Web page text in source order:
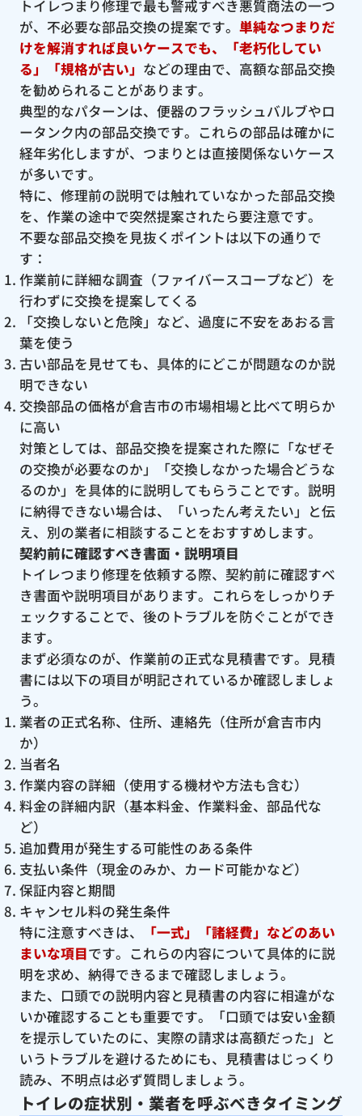
トイレつまり修理で最も警戒すべき悪質商法の一つ
が、不必要な部品交換の提案です。 単純なつまりだ
けを解消すれば良いケースでも、「老朽化してい
る」「規格が古い」 などの理由で、高額な部品交換
を勧められることがあります。
典型的なパターンは、便器のフラッシュバルブやロ
ータンク内の部品交換です。これらの部品は確かに
経年劣化しますが、つまりとは直接関係ないケース
が多いです。
特に、修理前の説明では触れていなかった部品交換
を、作業の途中で突然提案されたら要注意です。
不要な部品交換を見抜くポイントは以下の通りで
す：
作業前に詳細な調査（ファイバースコープなど）を
行わずに交換を提案してくる
「交換しないと危険」など、過度に不安をあおる言
葉を使う
古い部品を見せても、具体的にどこが問題なのか説
明できない
交換部品の価格が倉吉市の市場相場と比べて明らか
に高い
対策としては、部品交換を提案された際に「なぜそ
の交換が必要なのか」「交換しなかった場合どうな
るのか」を具体的に説明してもらうことです。説明
に納得できない場合は、「いったん考えたい」と伝
え、別の業者に相談することをおすすめします。
契約前に確認すべき書面・説明項目
トイレつまり修理を依頼する際、契約前に確認すべ
き書面や説明項目があります。これらをしっかりチ
ェックすることで、後のトラブルを防ぐことができ
ます。
まず必須なのが、作業前の正式な見積書です。見積
書には以下の項目が明記されているか確認しましょ
う。
業者の正式名称、住所、連絡先（住所が倉吉市内
か）
当者名
作業内容の詳細（使用する機材や方法も含む）
料金の詳細内訳（基本料金、作業料金、部品代な
ど）
追加費用が発生する可能性のある条件
支払い条件（現金のみか、カード可能かなど）
保証内容と期間
キャンセル料の発生条件
特に注意すべきは、
「一式」「諸経費」などのあい
まいな項目です。これらの内容について具体的に説
明を求め、納得できるまで確認しましょう。
また、口頭での説明内容と見積書の内容に相違がな
いか確認することも重要です。「口頭では安い金額
を提示していたのに、実際の請求は高額だった」と
いうトラブルを避けるためにも、見積書はじっくり
読み、不明点は必ず質問しましょう。
トイレの症状別・業者を呼ぶべきタイミング